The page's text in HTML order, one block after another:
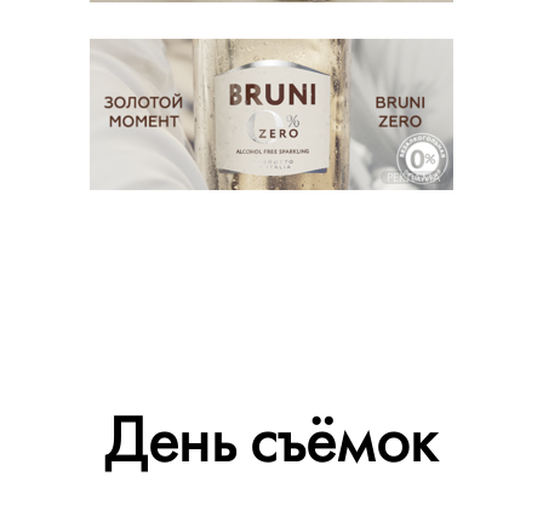
РЕКЛАМА
День съёмок